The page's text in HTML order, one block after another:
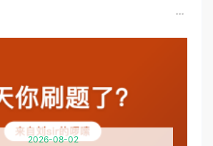
2026-08-02